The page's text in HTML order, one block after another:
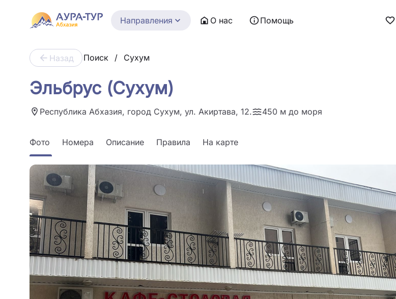
Направления О нас Помощь
Назад Поиск / Сухум
Эльбрус (Сухум)
Республика Абхазия, город Сухум, ул. Акиртава, 12. 450 м до моря
Фото Номера Описание Правила На карте